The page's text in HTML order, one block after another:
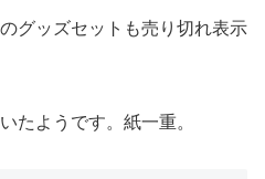
グッズセットも売り切れ表示
たようです。紙一重。